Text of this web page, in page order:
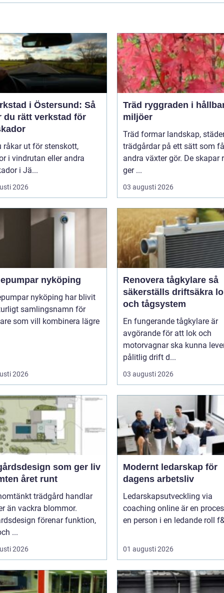
i Östersund: Så
du rätt verkstad för
råkar ut för stenskott,
i vindrutan eller andra
i Jä...
2026
Träd ryggraden i hållbara
miljöer
Träd formar landskap,
trädgårdar på ett sätt som få
andra växter gör. De skapar
ger ...
03 augusti 2026
nyköping
nyköping har blivit
samlingsnamn för
som vill kombinera lägre
2026
Renovera tågkylare så
säkerställs driftsäkra
och tågsystem
En fungerande tågkylare är
avgörande för att lok och
motorvagnar ska kunna
pålitlig drift d...
03 augusti 2026
som ger liv
året runt
trädgård handlar
än vackra blommor.
förenar funktion,
...
2026
Modernt ledarskap för
dagens arbetsliv
Ledarskapsutveckling via
coaching online är en
en person i en ledande roll
01 augusti 2026